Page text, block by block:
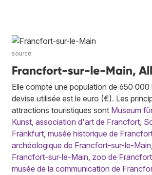
source
Francfort-sur-le-Main,
Elle compte une population de 650 000
devise utilisée est le euro (€). Les
attractions touristiques sont Museum
Kunst, association d'art de Francfort,
Frankfurt, musée historique de
archéologique de Francfort-sur-le-Main,
Francfort-sur-le-Main, zoo de
musée de la communication de